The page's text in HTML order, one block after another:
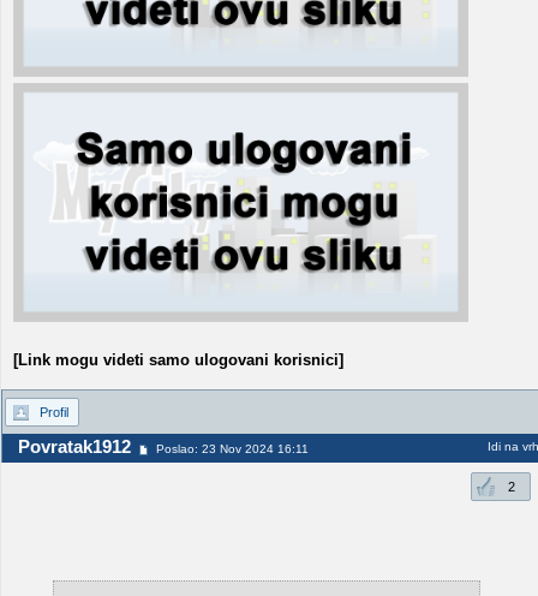
[Link mogu videti samo ulogovani korisnici]
Profil
Povratak1912 Poslao: 23 Nov 2024 16:11 Idi na vrh
2